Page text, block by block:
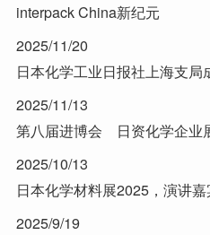
interpack China新纪元
2025/11/20
日本化学工业日报社上海支
2025/11/13
第八届进博会 日资化学企业
2025/10/13
日本化学材料展2025，演讲嘉
2025/9/19